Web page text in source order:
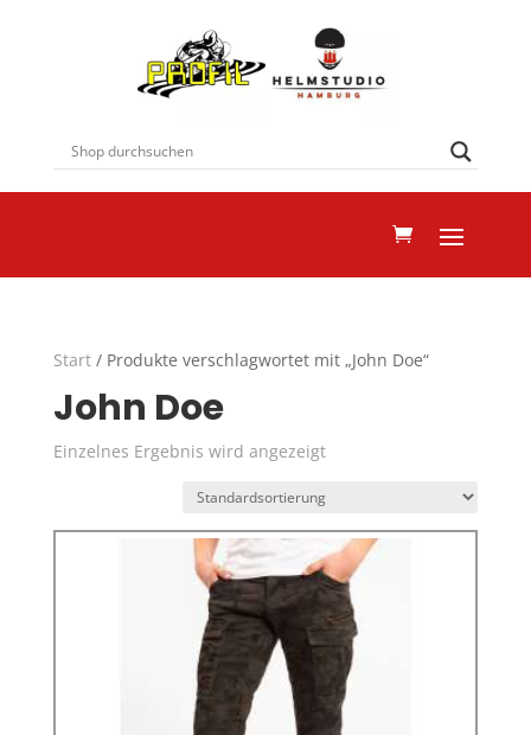
Start/ Produkte verschlagwortet mit „John Doe“
John Doe
Einzelnes Ergebnis wird angezeigt